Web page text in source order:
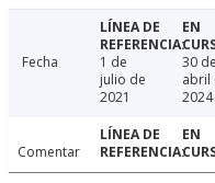
Fecha
1 de
julio de
2021
30 de
abril
2024
Comentar